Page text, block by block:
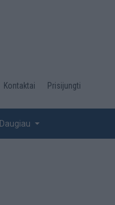
Kontaktai Prisijungti
Daugiau